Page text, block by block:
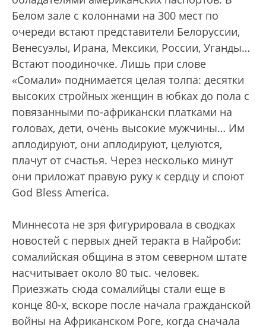
Белом зале с колоннами на 300 мест по
очереди встают представители Белоруссии,
Венесуэлы, Ирана, Мексики, России, Уганды…
Встают поодиночке. Лишь при слове
«Сомали» поднимается целая толпа: десятки
высоких стройных женщин в юбках до пола с
повязанными по-африкански платками на
головах, дети, очень высокие мужчины… Им
аплодируют, они аплодируют, целуются,
плачут от счастья. Через несколько минут
они приложат правую руку к сердцу и споют
God Bless America.
Миннесота не зря фигурировала в сводках
новостей с первых дней теракта в Найроби:
сомалийская община в этом северном штате
насчитывает около 80 тыс. человек.
Приезжать сюда сомалийцы стали еще в
конце 80-х, вскоре после начала гражданской
войны на Африканском Роге, когда сначала